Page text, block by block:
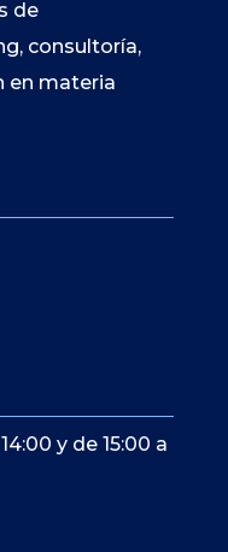
de
consultoría,
en materia
y de 15:00 a